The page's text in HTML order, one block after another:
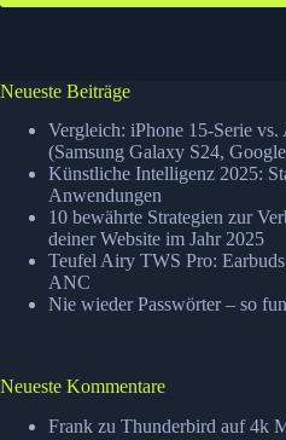
Neueste Beiträge
Vergleich: iPhone 15-Serie
(Samsung Galaxy S24,
Künstliche Intelligenz 2025:
Anwendungen
10 bewährte Strategien zur
deiner Website im Jahr 2025
Teufel Airy TWS Pro:
ANC
Nie wieder Passwörter – so
Neueste Kommentare
Frank zu Thunderbird auf 4k